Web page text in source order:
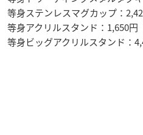
等身ステンレスマグカップ：
等身アクリルスタンド：1,650円
等身ビッグアクリルスタンド：